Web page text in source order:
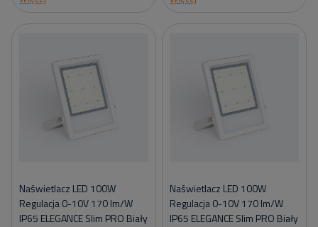
Naświetlacz LED 100W
Regulacja 0-10V 170 lm/W
IP65 ELEGANCE Slim PRO Biały
Naświetlacz LED 100W
Regulacja 0-10V 170 lm/W
IP65 ELEGANCE Slim PRO Biały